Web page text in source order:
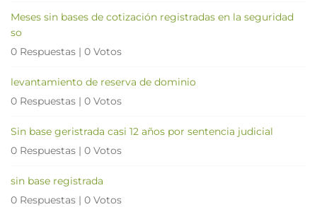
Meses sin bases de cotización registradas en la seguridad
so
0 Respuestas | 0 Votos
levantamiento de reserva de dominio
0 Respuestas | 0 Votos
Sin base geristrada casi 12 años por sentencia judicial
0 Respuestas | 0 Votos
sin base registrada
0 Respuestas | 0 Votos